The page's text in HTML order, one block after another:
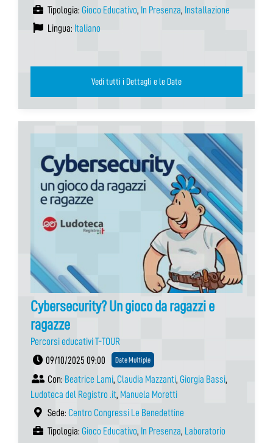
Tipologia: Gioco Educativo, In Presenza, Installazione
Lingua: Italiano
Vedi tutti i Dettagli e le Date
Cybersecurity? Un gioco da ragazzi e
ragazze
Percorsi educativi T-TOUR
09/10/2025 09:00
Date Multiple
Con: Beatrice Lami, Claudia Mazzanti, Giorgia Bassi,
Ludoteca del Registro .it, Manuela Moretti
Sede: Centro Congressi Le Benedettine
Tipologia: Gioco Educativo, In Presenza, Laboratorio